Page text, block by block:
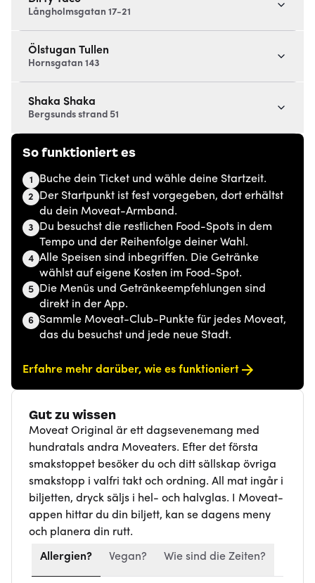
Långholmsgatan 17-21
Ölstugan Tullen
Hornsgatan 143
Shaka Shaka
Bergsunds strand 51
So funktioniert es
1 Buche dein Ticket und wähle deine Startzeit.
2
Der Startpunkt ist fest vorgegeben, dort erhältst
du dein Moveat-Armband.
3
Du besuchst die restlichen Food-Spots in dem
Tempo und der Reihenfolge deiner Wahl.
4 Alle Speisen sind inbegriffen. Die Getränke
wählst auf eigene Kosten im Food-Spot.
5
Die Menüs und Getränkeempfehlungen sind
direkt in der App.
6 Sammle Moveat-Club-Punkte für jedes Moveat,
das du besuchst und jede neue Stadt.
Erfahre mehr darüber, wie es funktioniert
Gut zu wissen
Moveat Original är ett dagsevenemang med
hundratals andra Moveaters. Efter det första
smakstoppet besöker du och ditt sällskap övriga
smakstopp i valfri takt och ordning. All mat ingår i
biljetten, dryck säljs i hel- och halvglas. I Moveat-
appen hittar du din biljett, kan se dagens meny
och planera din rutt.
Allergien? Vegan? Wie sind die Zeiten?